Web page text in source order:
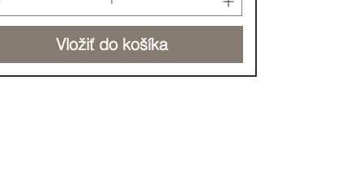
Vložiť do košíka